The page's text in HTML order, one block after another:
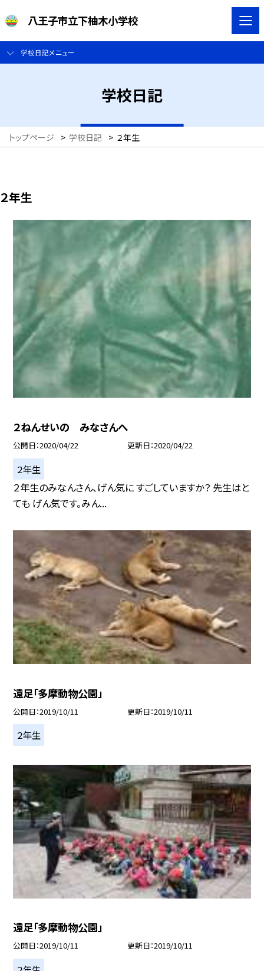
八王子市立下柚木小学校
学校日記メニュー
学校日記
トップページ > 学校日記 > ２年生
２年生
２ねんせいの みなさんへ
公開日 2020/04/22 更新日 2020/04/22
２年生
２年生のみなんさん、げん気に すごしていますか？ 先生はと
ても げん気です。みん...
遠足「多摩動物公園」
公開日 2019/10/11 更新日 2019/10/11
２年生
遠足「多摩動物公園」
公開日 2019/10/11 更新日 2019/10/11